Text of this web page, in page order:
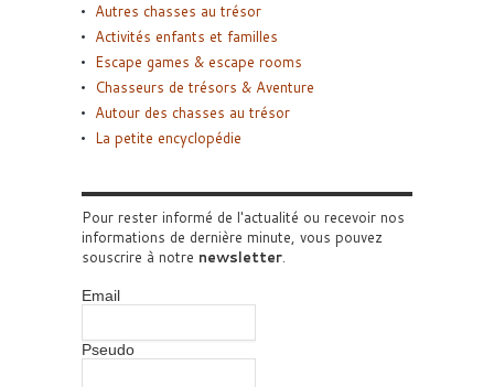
Autres chasses au trésor
Activités enfants et familles
Escape games & escape rooms
Chasseurs de trésors & Aventure
Autour des chasses au trésor
La petite encyclopédie
Pour rester informé de l'actualité ou recevoir nos
informations de dernière minute, vous pouvez
souscrire à notre newsletter.
Email
Pseudo